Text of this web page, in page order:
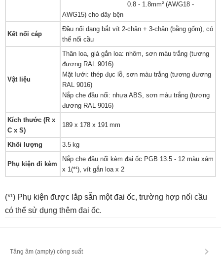
0.8 - 1.8mm² (AWG18 -
AWG15) cho dây bện
Kết nối cáp
Đầu nối dạng bắt vít 2-chân + 3-chân (bằng gốm), có
thể nối cầu
Vật liệu
Thân loa, giá gắn loa: nhôm, sơn màu trắng (tương
đương RAL 9016)
Mặt lưới: thép đục lỗ, sơn màu trắng (tương đương
RAL 9016)
Nắp che đầu nối: nhựa ABS, sơn màu trắng (tương
đương RAL 9016)
Kích thước (R x
C x S)
189 x 178 x 191 mm
Khối lượng 3.5 kg
Phụ kiện đi kèm
Nắp che đầu nối kèm đai ốc PGB 13.5 - 12 màu xám
x 1(*¹), vít gắn loa x 2
(*¹) Phụ kiện được lắp sẵn một đai ốc, trường hợp nối cầu
có thể sử dụng thêm đai ốc.
Tăng âm (amply) công suất